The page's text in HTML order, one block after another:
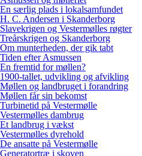
En særlig plads i lokalsamfundet
H. C. Andersen i Skanderborg
Slavekrigen og Vestermølles røgter
Treårskrigen og Skanderborg
Om munterheden, der gik tabt
Tiden efter Asmussen
En fremtid for møllen?
1900-tallet, udvikling og afvikling
Møllen og landbruget i forandring
Møllen får sin bekomst
Turbinetid på Vestermølle
Vestermølles dambrug
Et landbrug i vækst
Vestermølles dyrehold
De ansatte på Vestermølle
Generatortræ i skoven